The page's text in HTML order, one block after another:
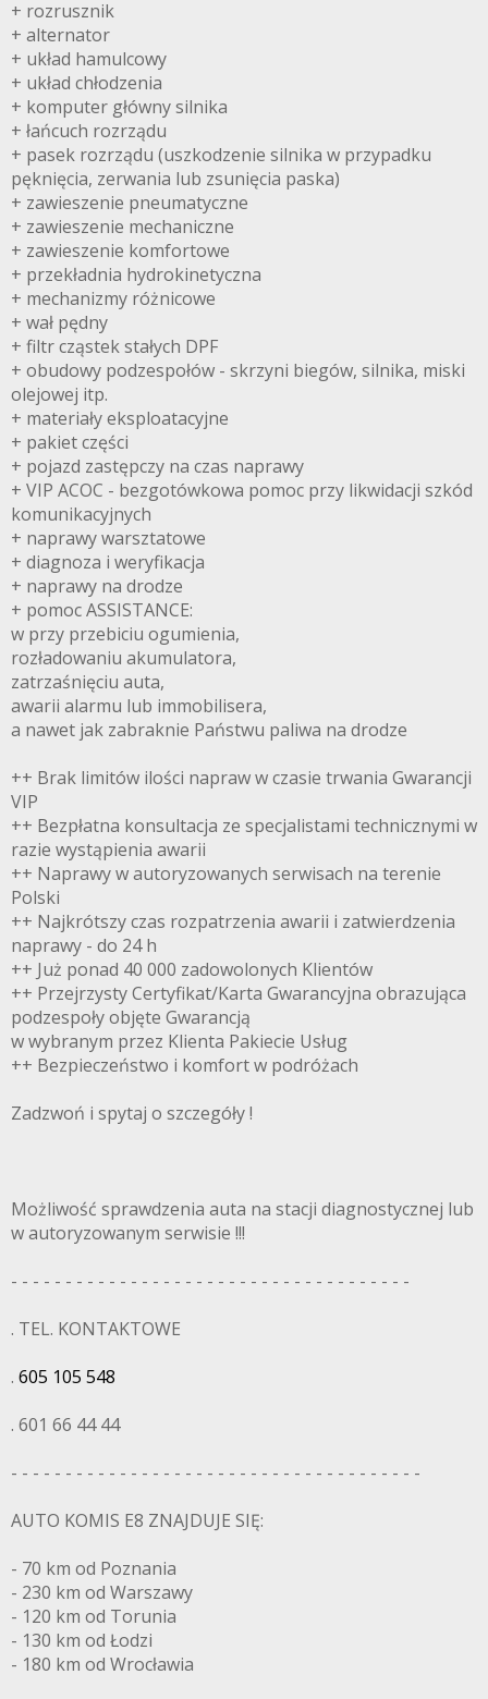
+ rozrusznik
+ alternator
+ układ hamulcowy
+ układ chłodzenia
+ komputer główny silnika
+ łańcuch rozrządu
+ pasek rozrządu (uszkodzenie silnika w przypadku
pęknięcia, zerwania lub zsunięcia paska)
+ zawieszenie pneumatyczne
+ zawieszenie mechaniczne
+ zawieszenie komfortowe
+ przekładnia hydrokinetyczna
+ mechanizmy różnicowe
+ wał pędny
+ filtr cząstek stałych DPF
+ obudowy podzespołów - skrzyni biegów, silnika, miski
olejowej itp.
+ materiały eksploatacyjne
+ pakiet części
+ pojazd zastępczy na czas naprawy
+ VIP ACOC - bezgotówkowa pomoc przy likwidacji szkód
komunikacyjnych
+ naprawy warsztatowe
+ diagnoza i weryfikacja
+ naprawy na drodze
+ pomoc ASSISTANCE:
w przy przebiciu ogumienia,
rozładowaniu akumulatora,
zatrzaśnięciu auta,
awarii alarmu lub immobilisera,
a nawet jak zabraknie Państwu paliwa na drodze
++ Brak limitów ilości napraw w czasie trwania Gwarancji
VIP
++ Bezpłatna konsultacja ze specjalistami technicznymi w
razie wystąpienia awarii
++ Naprawy w autoryzowanych serwisach na terenie
Polski
++ Najkrótszy czas rozpatrzenia awarii i zatwierdzenia
naprawy - do 24 h
++ Już ponad 40 000 zadowolonych Klientów
++ Przejrzysty Certyfikat/Karta Gwarancyjna obrazująca
podzespoły objęte Gwarancją
w wybranym przez Klienta Pakiecie Usług
++ Bezpieczeństwo i komfort w podróżach
Zadzwoń i spytaj o szczegóły !
Możliwość sprawdzenia auta na stacji diagnostycznej lub
w autoryzowanym serwisie !!!
- - - - - - - - - - - - - - - - - - - - - - - - - - - - - - - - - - - - -
. TEL. KONTAKTOWE
. 605 105 548
. 601 66 44 44
- - - - - - - - - - - - - - - - - - - - - - - - - - - - - - - - - - - - - -
AUTO KOMIS E8 ZNAJDUJE SIĘ:
- 70 km od Poznania
- 230 km od Warszawy
- 120 km od Torunia
- 130 km od Łodzi
- 180 km od Wrocławia